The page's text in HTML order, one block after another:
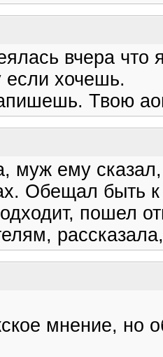
вчера что
хочешь.
Твою
муж ему
Обещал быть к
пошел
мнение, но